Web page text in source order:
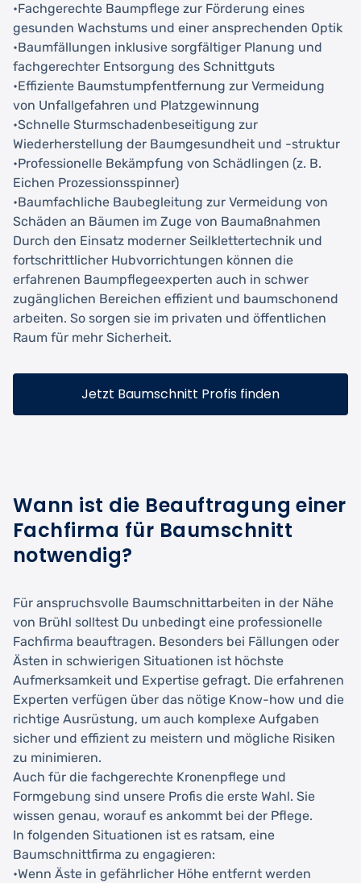
•Fachgerechte Baumpflege zur Förderung eines
gesunden Wachstums und einer ansprechenden Optik
•Baumfällungen inklusive sorgfältiger Planung und
fachgerechter Entsorgung des Schnittguts
•Effiziente Baumstumpfentfernung zur Vermeidung
von Unfallgefahren und Platzgewinnung
•Schnelle Sturmschadenbeseitigung zur
Wiederherstellung der Baumgesundheit und -struktur
•Professionelle Bekämpfung von Schädlingen (z. B.
Eichen Prozessionsspinner)
•Baumfachliche Baubegleitung zur Vermeidung von
Schäden an Bäumen im Zuge von Baumaßnahmen
Durch den Einsatz moderner Seilklettertechnik und
fortschrittlicher Hubvorrichtungen können die
erfahrenen Baumpflegeexperten auch in schwer
zugänglichen Bereichen effizient und baumschonend
arbeiten. So sorgen sie im privaten und öffentlichen
Raum für mehr Sicherheit.
Jetzt Baumschnitt Profis finden
Wann ist die Beauftragung einer
Fachfirma für Baumschnitt
notwendig?
Für anspruchsvolle Baumschnittarbeiten in der Nähe
von Brühl solltest Du unbedingt eine professionelle
Fachfirma beauftragen. Besonders bei Fällungen oder
Ästen in schwierigen Situationen ist höchste
Aufmerksamkeit und Expertise gefragt. Die erfahrenen
Experten verfügen über das nötige Know-how und die
richtige Ausrüstung, um auch komplexe Aufgaben
sicher und effizient zu meistern und mögliche Risiken
zu minimieren.
Auch für die fachgerechte Kronenpflege und
Formgebung sind unsere Profis die erste Wahl. Sie
wissen genau, worauf es ankommt bei der Pflege.
In folgenden Situationen ist es ratsam, eine
Baumschnittfirma zu engagieren:
•Wenn Äste in gefährlicher Höhe entfernt werden